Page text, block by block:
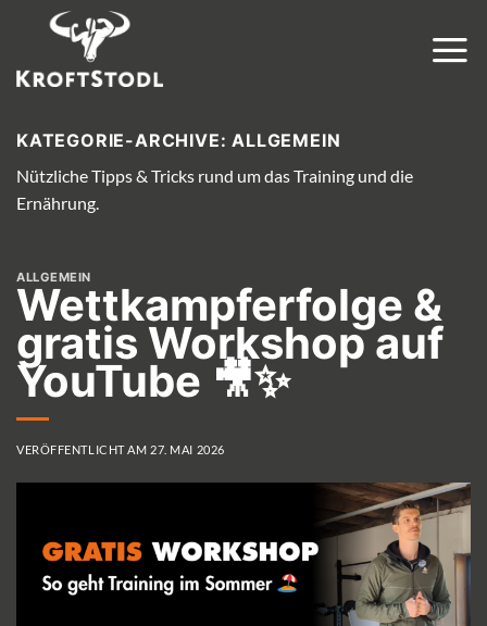
springen
KATEGORIE-ARCHIVE:ALLGEMEIN
Nützliche Tipps & Tricks rund um das Training und die
Ernährung.
ALLGEMEIN
Wettkampferfolge &
gratis Workshop auf
YouTube 🎥✨
VERÖFFENTLICHT AM 27. MAI 2026